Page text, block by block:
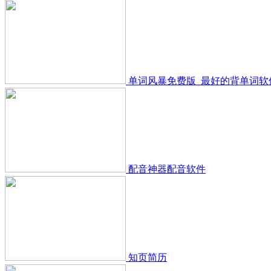
单词风暴免费版_最好的背单词软
配音神器配音软件
知页简历